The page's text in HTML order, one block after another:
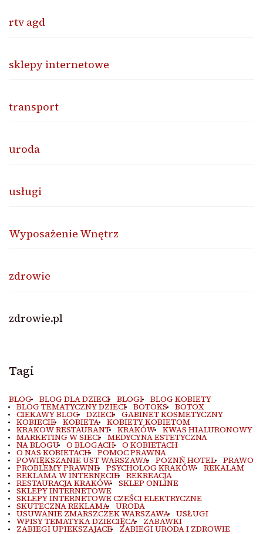
rtv agd
sklepy internetowe
transport
uroda
usługi
Wyposażenie Wnętrz
zdrowie
zdrowie.pl
Tagi
BLOG BLOG DLA DZIECI BLOGI BLOG KOBIETY
BLOG TEMATYCZNY DZIECI BOTOKS BOTOX
CIEKAWY BLOG DZIECI GABINET KOSMETYCZNY
KOBIECIE KOBIETA KOBIETY KOBIETOM
KRAKOW RESTAURANT KRAKÓW KWAS HIALURONOWY
MARKETING W SIECI MEDYCYNA ESTETYCZNA
NA BLOGU O BLOGACH O KOBIETACH
O NAS KOBIETACH POMOC PRAWNA
POWIĘKSZANIE UST WARSZAWA POZNŃ HOTEL PRAWO
PROBLEMY PRAWNE PSYCHOLOG KRAKÓW REKALAM
REKLAMA W INTERNECIE REKREACJA
RESTAURACJA KRAKÓW SKLEP ONLINE
SKLEPY INTERNETOWE
SKLEPY INTERNETOWE CZEŚCI ELEKTRYCZNE
SKUTECZNA REKLAMA URODA
USUWANIE ZMARSZCZEK WARSZAWA USŁUGI
WPISY TEMATYKA DZIECIĘCA ZABAWKI
ZABIEGI UPIEKSZAJACE ZABIEGI URODA I ZDROWIE